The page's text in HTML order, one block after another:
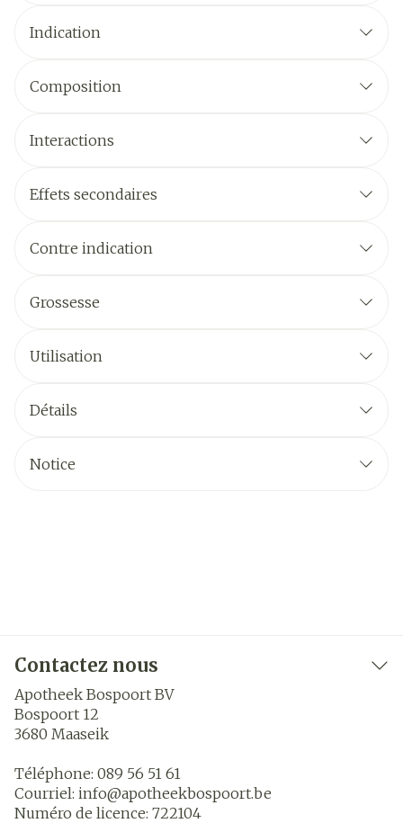
Indication
Composition
Interactions
Effets secondaires
Contre indication
Grossesse
Utilisation
Détails
Notice
Contactez nous
Apotheek Bospoort BV
Bospoort 12
3680 Maaseik
Téléphone: 089 56 51 61
Courriel: info@apotheekbospoort.be
Numéro de licence: 722104